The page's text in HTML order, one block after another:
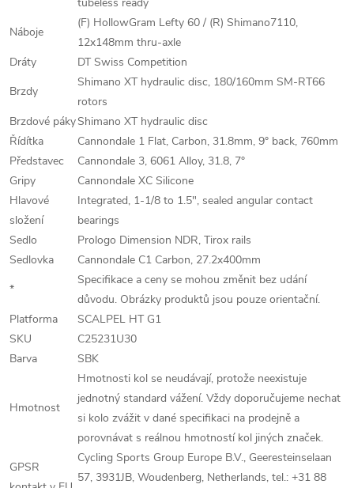
Náboje
(F) HollowGram Lefty 60 / (R) Shimano7110,
12x148mm thru-axle
Dráty
DT Swiss Competition
Brzdy
Shimano XT hydraulic disc, 180/160mm SM-RT66
rotors
Brzdové pákyShimano XT hydraulic disc
Řídítka
Cannondale 1 Flat, Carbon, 31.8mm, 9° back, 760mm
Představec
Cannondale 3, 6061 Alloy, 31.8, 7°
Gripy
Cannondale XC Silicone
Hlavové
složení
Integrated, 1-1/8 to 1.5", sealed angular contact
bearings
Sedlo
Prologo Dimension NDR, Tirox rails
Sedlovka
Cannondale C1 Carbon, 27.2x400mm
*
Specifikace a ceny se mohou změnit bez udání
důvodu. Obrázky produktů jsou pouze orientační.
Platforma
SCALPEL HT G1
SKU
C25231U30
Barva
SBK
Hmotnost
Hmotnosti kol se neudávají, protože neexistuje
jednotný standard vážení. Vždy doporučujeme nechat
si kolo zvážit v dané specifikaci na prodejně a
porovnávat s reálnou hmotností kol jiných značek.
GPSR
Cycling Sports Group Europe B.V., Geeresteinselaan
57, 3931JB, Woudenberg, Netherlands, tel.: +31 88